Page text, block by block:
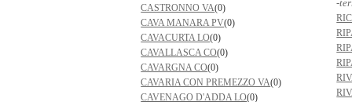
CASTRONNO VA(0)
CAVA MANARA PV(0)
CAVACURTA LO(0)
CAVALLASCA CO(0)
CAVARGNA CO(0)
CAVARIA CON PREMEZZO VA(0)
CAVENAGO D'ADDA LO(0)
-